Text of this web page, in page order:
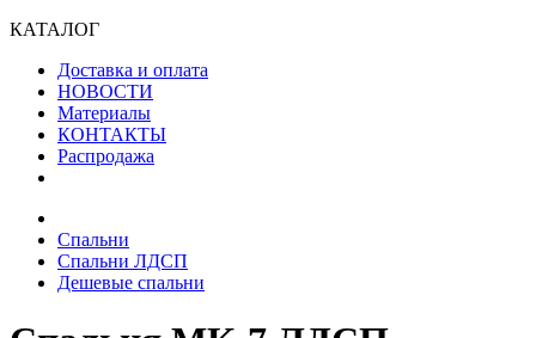
КАТАЛОГ
Доставка и оплата
НОВОСТИ
Материалы
КОНТАКТЫ
Распродажа
Спальни
Спальни ЛДСП
Дешевые спальни